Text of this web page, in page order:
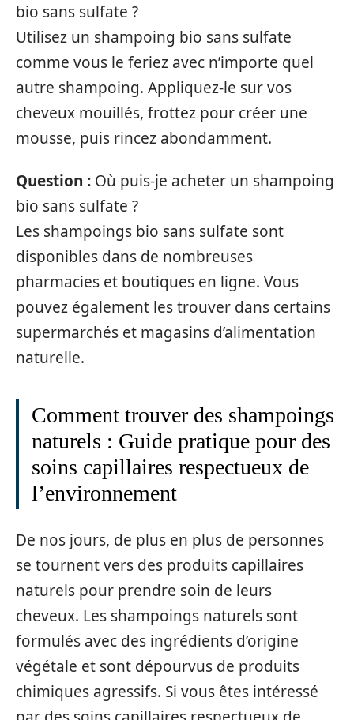
bio sans sulfate ?
Utilisez un shampoing bio sans sulfate
comme vous le feriez avec n’importe quel
autre shampoing. Appliquez-le sur vos
cheveux mouillés, frottez pour créer une
mousse, puis rincez abondamment.
Question : Où puis-je acheter un shampoing
bio sans sulfate ?
Les shampoings bio sans sulfate sont
disponibles dans de nombreuses
pharmacies et boutiques en ligne. Vous
pouvez également les trouver dans certains
supermarchés et magasins d’alimentation
naturelle.
Comment trouver des shampoings
naturels : Guide pratique pour des
soins capillaires respectueux de
l’environnement
De nos jours, de plus en plus de personnes
se tournent vers des produits capillaires
naturels pour prendre soin de leurs
cheveux. Les shampoings naturels sont
formulés avec des ingrédients d’origine
végétale et sont dépourvus de produits
chimiques agressifs. Si vous êtes intéressé